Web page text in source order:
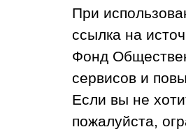
При
ссылка на
Фонд
сервисов и
Если вы не
пожалуйста,